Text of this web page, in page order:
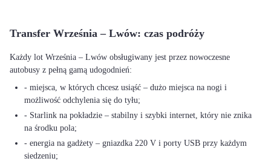
Transfer Września – Lwów: czas podróży
Każdy lot Września – Lwów obsługiwany jest przez nowoczesne
autobusy z pełną gamą udogodnień:
- miejsca, w których chcesz usiąść – dużo miejsca na nogi i
możliwość odchylenia się do tyłu;
- Starlink na pokładzie – stabilny i szybki internet, który nie znika
na środku pola;
- energia na gadżety – gniazdka 220 V i porty USB przy każdym
siedzeniu;